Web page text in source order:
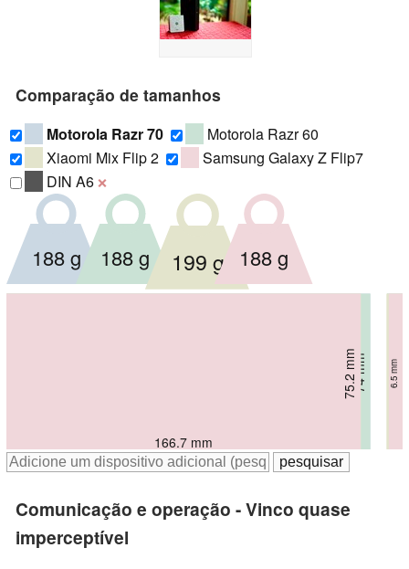
Comparação de tamanhos
Motorola Razr 70
Motorola Razr 60
Xiaomi Mix Flip 2
Samsung Galaxy Z Flip7
DIN A6 ❌
171.3 mm
74 mm 7.3 mm
188 g
171.3 mm
74 mm 7.3 mm
188 g
166.9 mm
73.8 mm 7.6 mm
199 g
166.7 mm
75.2 mm 6.5 mm
188 g
Comunicação e operação - Vinco quase
imperceptível